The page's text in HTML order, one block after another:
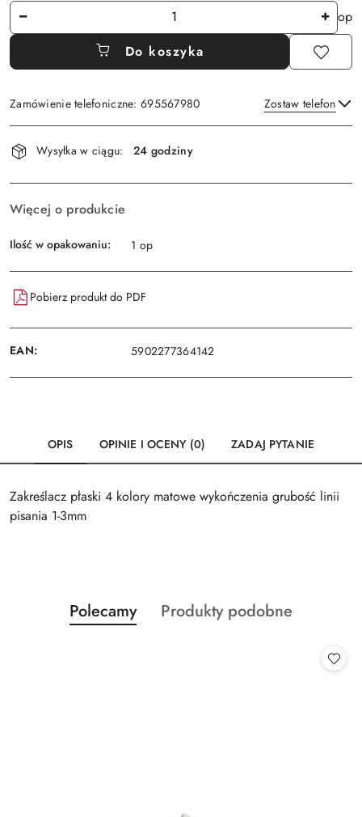
Ilość
op
Do koszyka
Zamówienie telefoniczne: 695567980 Zostaw telefon
Dostępność
i
dostawa
Wysyłka w ciągu: 24 godziny
Więcej o produkcie
Ilość w opakowaniu: 1 op
Pobierz produkt do PDF
EAN: 5902277364142
OPIS OPINIE I OCENY (0) ZADAJ PYTANIE
Zakreślacz płaski 4 kolory matowe wykończenia grubość linii
pisania 1-3mm
Pomiń karuzelę produktów
Produkty
o
Polecamy
Produkty
Produkty podobne